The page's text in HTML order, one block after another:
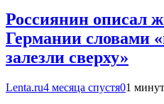
Россиянин описал
Германии словами
залезли сверху»
Lenta.ru4 месяца спустя01